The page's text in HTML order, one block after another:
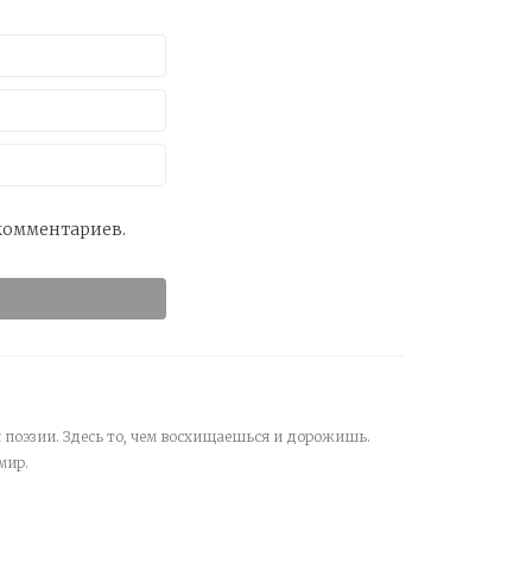
поэзии. Здесь то, чем восхищаешься и дорожишь.